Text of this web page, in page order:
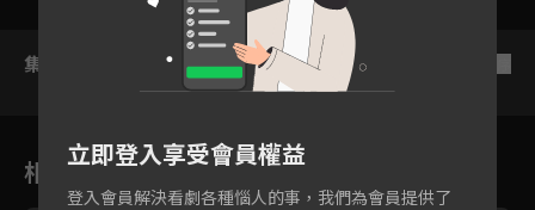
集數列表
相關花絮
立即登入享受會員權益
登入會員解決看劇各種惱人的事，我們為會員提供了